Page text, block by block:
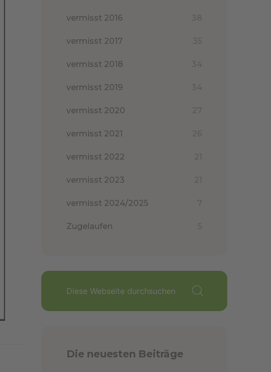
vermisst 2016 38
vermisst 2017 35
vermisst 2018 34
vermisst 2019 34
vermisst 2020 27
vermisst 2021 26
vermisst 2022 21
vermisst 2023 21
vermisst 2024/2025 7
Zugelaufen 5
Die neuesten Beiträge